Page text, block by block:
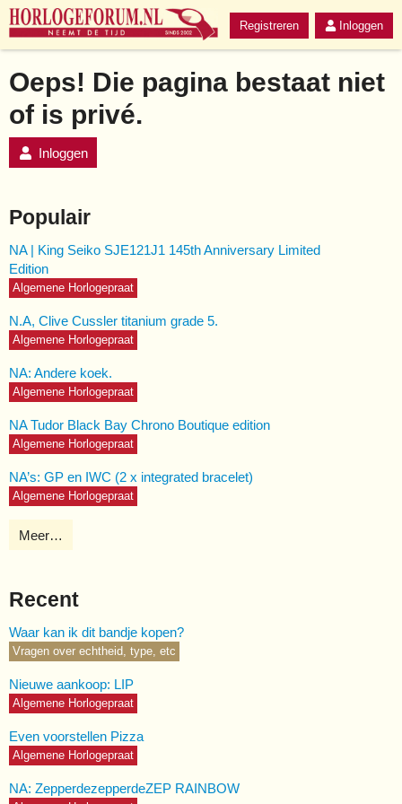
Registreren Inloggen
Oeps! Die pagina bestaat niet
of is privé.
Inloggen
Populair
NA | King Seiko SJE121J1 145th Anniversary Limited
Edition
Algemene Horlogepraat
N.A, Clive Cussler titanium grade 5.
Algemene Horlogepraat
NA: Andere koek.
Algemene Horlogepraat
NA Tudor Black Bay Chrono Boutique edition
Algemene Horlogepraat
NA’s: GP en IWC (2 x integrated bracelet)
Algemene Horlogepraat
Meer…
Recent
Waar kan ik dit bandje kopen?
Vragen over echtheid, type, etc
Nieuwe aankoop: LIP
Algemene Horlogepraat
Even voorstellen Pizza
Algemene Horlogepraat
NA: ZepperdezepperdeZEP RAINBOW